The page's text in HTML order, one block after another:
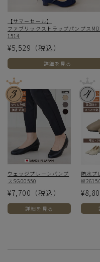
【サマーセール】
ファブリックストラップパンプス
1514
¥5,529 （税込）
詳細を見る
ウェッジプレーンパンプ
スSG00550
¥7,700 （税込）
詳細を見る
防水プ